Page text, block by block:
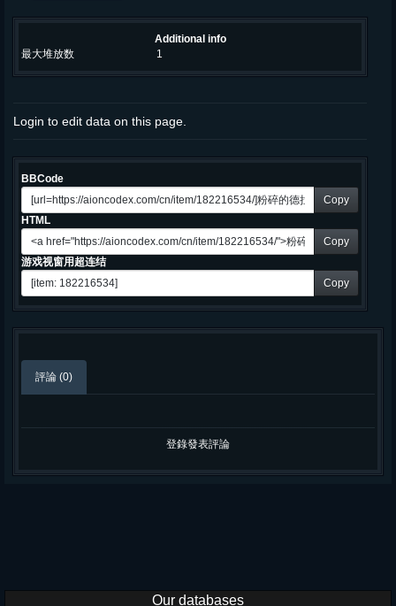
Additional info
最大堆放数
1
Login to edit data on this page.
BBCode
Copy
HTML
Copy
游戏视窗用超连结
Copy
評論 (0)
登錄發表評論
Our databases